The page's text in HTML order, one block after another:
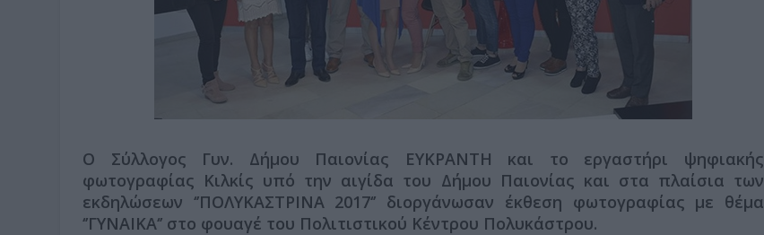
Ο Σύλλογος Γυν. Δήμου Παιονίας ΕΥΚΡΑΝΤΗ και το εργαστήρι ψηφιακής
φωτογραφίας Κιλκίς υπό την αιγίδα του Δήμου Παιονίας και στα πλαίσια των
εκδηλώσεων ‘’ΠΟΛΥΚΑΣΤΡΙΝΑ 2017‘’ διοργάνωσαν έκθεση φωτογραφίας με θέμα
‘’ΓΥΝΑΙΚΑ‘’ στο φουαγέ του Πολιτιστικού Κέντρου Πολυκάστρου.